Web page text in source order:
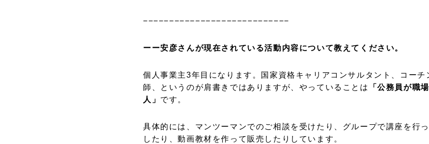
−−−−−−−−−−−−−−−−−−−−−−−−−−−−
ーー安彦さんが現在されている活動内容について教えてください。
個人事業主3年目になります。国家資格キャリアコンサルタント、コーチ
師、というのが肩書きではありますが、やっていることは
「公務員が職
人」 です。
具体的には、マンツーマンでのご相談を受けたり、グループで講座を行
したり、動画教材を作って販売したりしています。